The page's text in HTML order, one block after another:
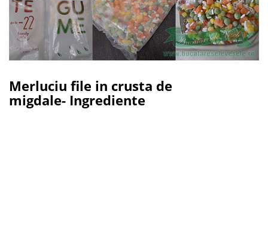
Merluciu file in crusta de
migdale- Ingrediente